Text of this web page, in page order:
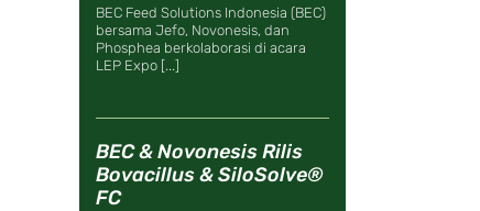
BEC Feed Solutions Indonesia (BEC)
bersama Jefo, Novonesis, dan
Phosphea berkolaborasi di acara
LEP Expo [...]
BEC & Novonesis Rilis
Bovacillus & SiloSolve®
FC